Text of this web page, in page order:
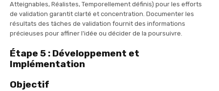
Atteignables, Réalistes, Temporellement définis) pour les efforts
de validation garantit clarté et concentration. Documenter les
résultats des tâches de validation fournit des informations
précieuses pour affiner l'idée ou décider de la poursuivre.
Étape 5 : Développement et
Implémentation
Objectif